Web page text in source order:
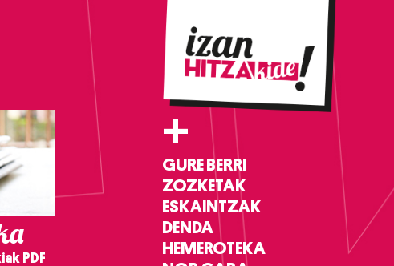
PDF
+
GURE BERRI
ZOZKETAK
ESKAINTZAK
DENDA
HEMEROTEKA